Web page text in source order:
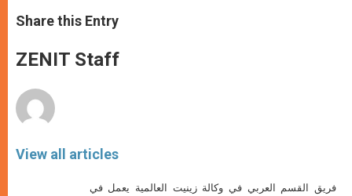
t
s
p
p
s
e
g
e
e
b
o
k
Share this Entry
ZENIT Staff
View all articles
فريق القسم العربي في وكالة زينيت العالمية يعمل في